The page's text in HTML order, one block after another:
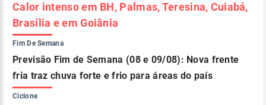
Calor intenso em BH, Palmas, Teresina, Cuiabá,
Brasília e em Goiânia
Fim De Semana
Previsão Fim de Semana (08 e 09/08): Nova frente
fria traz chuva forte e frio para áreas do país
Ciclone